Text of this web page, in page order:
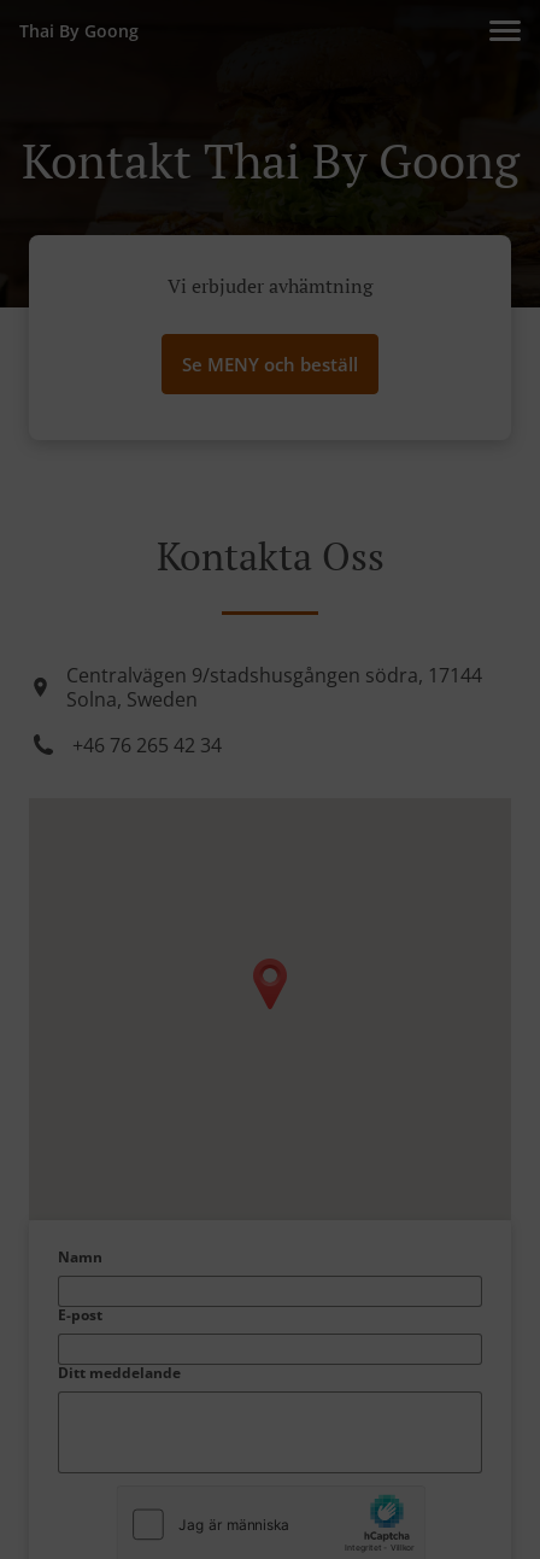
Thai By Goong
Kontakt Thai By Goong
Vi erbjuder avhämtning
Se MENY och beställ
Kontakta Oss
Centralvägen 9/stadshusgången södra, 17144
Solna, Sweden
+46 76 265 42 34
Namn
E-post
Ditt meddelande